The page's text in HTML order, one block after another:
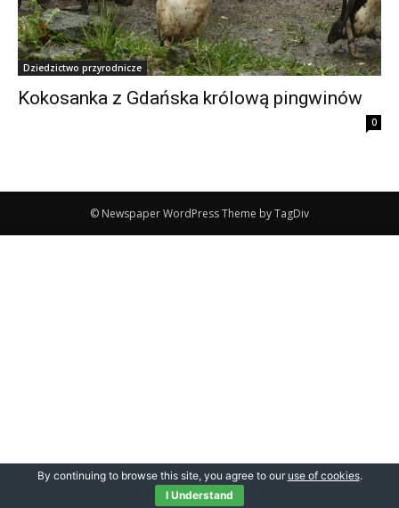
Dziedzictwo przyrodnicze
Kokosanka z Gdańska królową pingwinów
0
© Newspaper WordPress Theme by TagDiv
By continuing to browse this site, you agree to our use of cookies.
I Understand